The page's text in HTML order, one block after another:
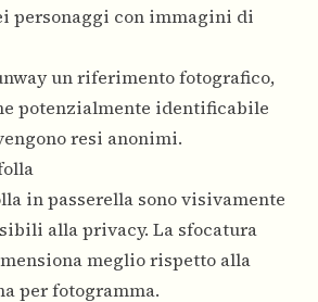
personaggi con immagini di
un riferimento fotografico,
potenzialmente identificabile
resi anonimi.
in passerella sono visivamente
alla privacy. La sfocatura
meglio rispetto alla
per fotogramma.